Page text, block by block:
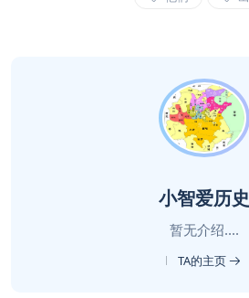
小智爱历史
暂无介绍....
TA的主页